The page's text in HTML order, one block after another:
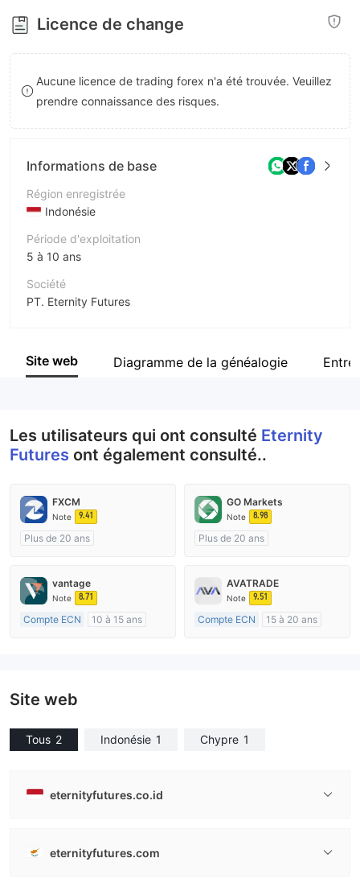
8
9
Licence de change
Aucune licence de trading forex n'a été trouvée. Veuillez
prendre connaissance des risques.
Informations de base
Région enregistrée
Indonésie
Période d'exploitation
5 à 10 ans
Société
PT. Eternity Futures
Personnel
Site web Diagramme de la généalogie
Les utilisateurs qui ont consulté Eternity
Futures ont également consulté..
FXCM
Note 9.41
Plus de 20 ans
Market Making (MM)
Etiquette principale MT4
GO Markets
Note 8.98
Plus de 20 ans
cTrader
vantage
Note 8.71
Compte ECN
10 à 15 ans
AVATRADE
Note 9.51
Compte ECN
15 à 20 ans
Site web
Tous 2 Indonésie 1 Chypre 1
eternityfutures.co.id
eternityfutures.com